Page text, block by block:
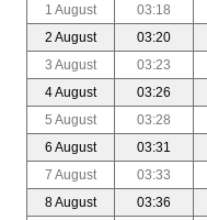
1 August
03:18
2 August
03:20
3 August
03:23
4 August
03:26
5 August
03:28
6 August
03:31
7 August
03:33
8 August
03:36